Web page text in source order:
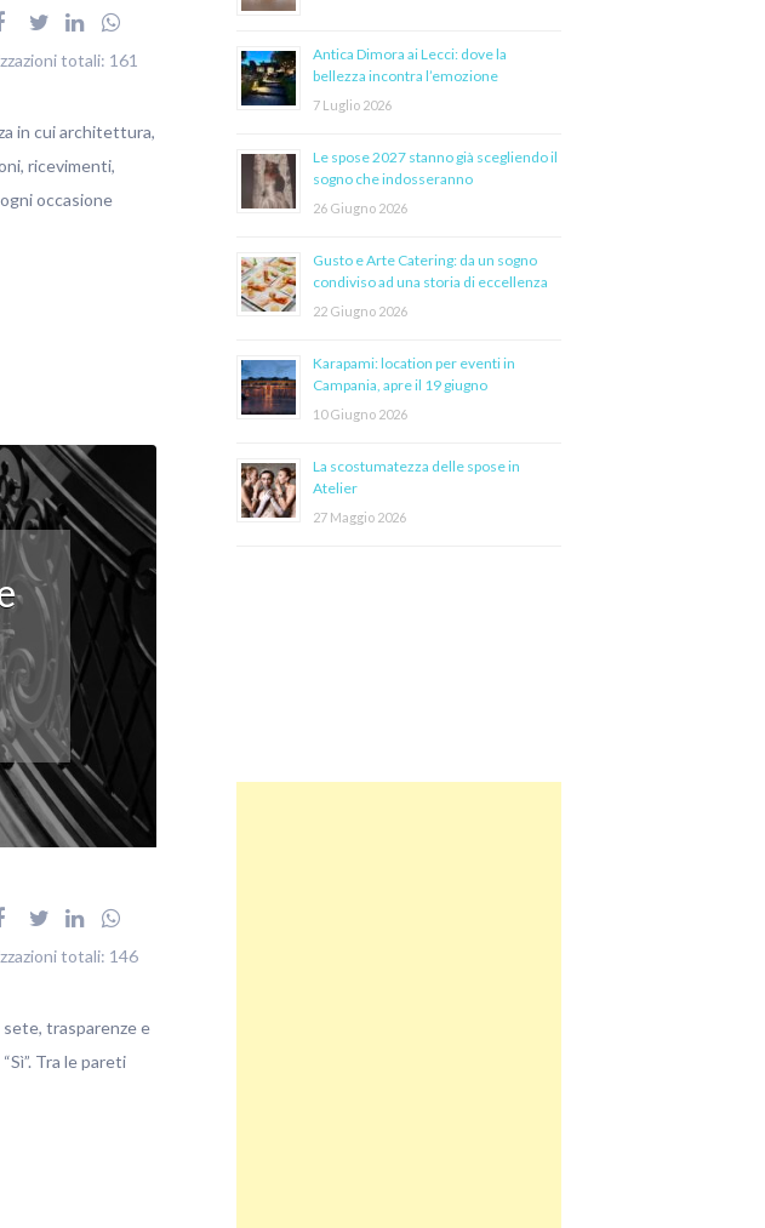
totali: 161
in cui architettura,
ricevimenti,
occasione
totali: 146
trasparenze e
Tra le pareti
Antica Dimora ai Lecci: dove la
bellezza incontra l’emozione
7 Luglio 2026
Le spose 2027 stanno già scegliendo il
sogno che indosseranno
26 Giugno 2026
Gusto e Arte Catering: da un sogno
condiviso ad una storia di eccellenza
22 Giugno 2026
Karapami: location per eventi in
Campania, apre il 19 giugno
10 Giugno 2026
La scostumatezza delle spose in
Atelier
27 Maggio 2026